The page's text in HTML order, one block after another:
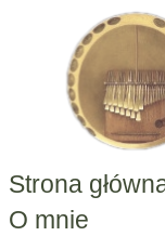
Strona
O mnie